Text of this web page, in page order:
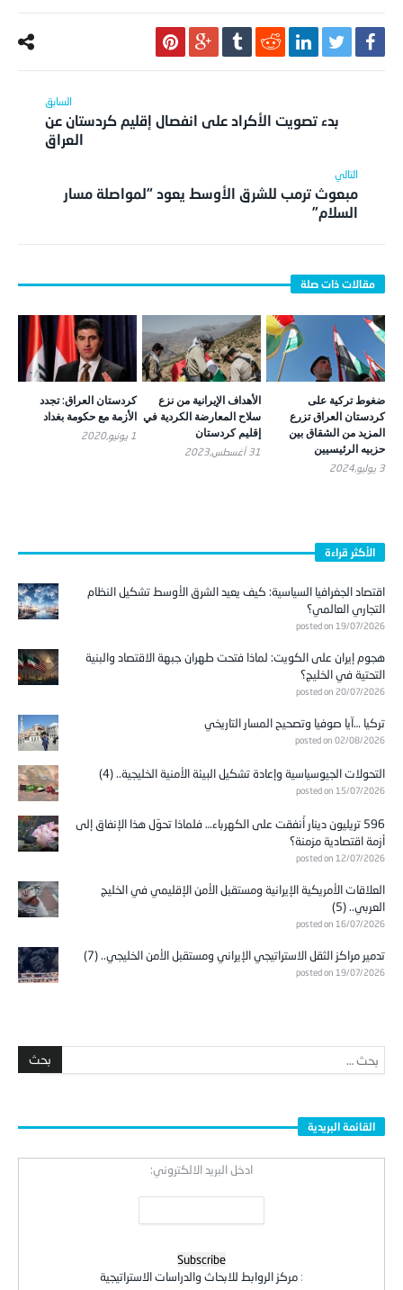
بدء تصويت الأكراد على انفصال إقليم كردستان عن
العراق
مبعوث ترمب للشرق الأوسط يعود “لمواصلة مسار
السلام”
ضغوط تركية على
كردستان العراق تزرع
المزيد من الشقاق بين
حزبيه الرئيسيين
3 يوليو,2024
الأهداف الإيرانية من نزع
سلاح المعارضة الكردية في
إقليم كردستان
31 أغسطس,2023
كردستان العراق: تجدد
الأزمة مع حكومة بغداد
1 يونيو,2020
الأكثر قراءة
اقتصاد الجغرافيا السياسية: كيف يعيد الشرق الأوسط تشكيل النظام
التجاري العالمي؟
posted on 19/07/2026
هجوم إيران على الكويت: لماذا فتحت طهران جبهة الاقتصاد والبنية
التحتية في الخليج؟
posted on 20/07/2026
تركيا …آيا صوفيا وتصحيح المسار التاريخي
posted on 02/08/2026
التحولات الجيوسياسية وإعادة تشكيل البيئة الأمنية الخليجية.. (4)
posted on 15/07/2026
596 تريليون دينار أُنفقت على الكهرباء… فلماذا تحوّل هذا الإنفاق إلى
أزمة اقتصادية مزمنة؟
posted on 12/07/2026
العلاقات الأمريكية الإيرانية ومستقبل الأمن الإقليمي في الخليج
العربي.. (5)
posted on 16/07/2026
تدمير مراكز الثقل الاستراتيجي الإيراني ومستقبل الأمن الخليجي.. (7)
posted on 19/07/2026
القائمة البريدية
ادخل البريد الالكتروني:
: مركز الروابط للابحاث والدراسات الاستراتيجية